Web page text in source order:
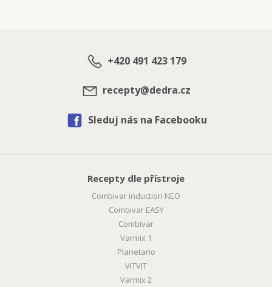
+420 491 423 179
recepty@dedra.cz
Sleduj nás na Facebooku
Recepty dle přístroje
Combivar induction NEO
Combivar EASY
Combivar
Varmix 1
Planetario
VITVIT
Varmix 2